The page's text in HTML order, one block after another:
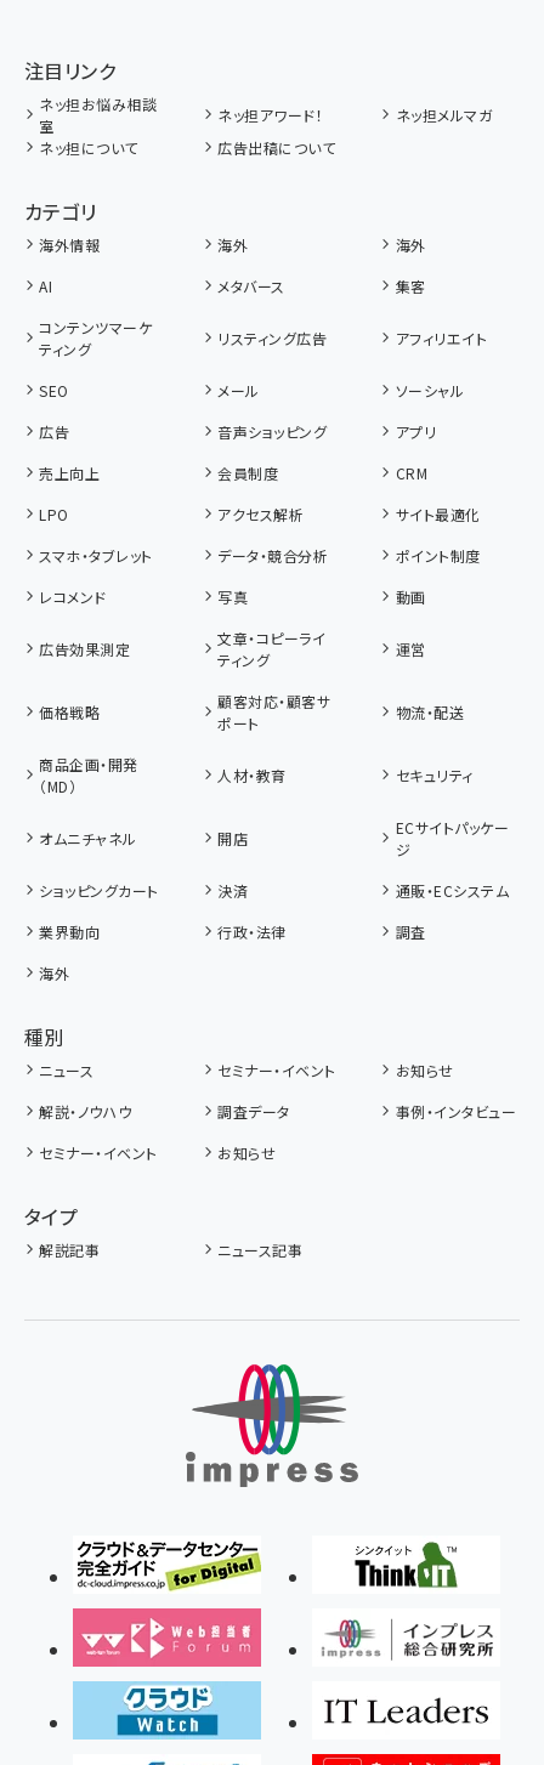
注目リンク
ネッ担お悩み相談
室
ネッ担アワード！
ネッ担メルマガ
ネッ担について
広告出稿について
カテゴリ
海外情報 海外
海外
AI
メタバース
集客
コンテンツマーケ
ティング
リスティング広告 アフィリエイト
SEO メール
ソーシャル
広告
音声ショッピング
アプリ
売上向上
会員制度
CRM
LPO
アクセス解析
サイト最適化
スマホ・タブレット
データ・競合分析
ポイント制度
レコメンド
写真 動画
広告効果測定
文章・コピーライ
ティング
運営
価格戦略
顧客対応・顧客サ
ポート
物流・配送
商品企画・開発
（MD）
人材・教育 セキュリティ
オムニチャネル 開店
ECサイトパッケー
ジ
ショッピングカート
決済
通販・ECシステム
業界動向
行政・法律
調査
海外
種別
ニュース セミナー・イベント
お知らせ
解説・ノウハウ
調査データ
事例・インタビュー
セミナー・イベント
お知らせ
タイプ
解説記事 ニュース記事